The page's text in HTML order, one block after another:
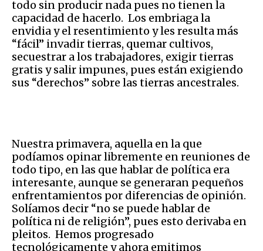
todo sin producir nada pues no tienen la
capacidad de hacerlo. Los embriaga la
envidia y el resentimiento y les resulta más
“fácil” invadir tierras, quemar cultivos,
secuestrar a los trabajadores, exigir tierras
gratis y salir impunes, pues están exigiendo
sus “derechos” sobre las tierras ancestrales.
Nuestra primavera, aquella en la que
podíamos opinar libremente en reuniones de
todo tipo, en las que hablar de política era
interesante, aunque se generaran pequeños
enfrentamientos por diferencias de opinión.
Solíamos decir “no se puede hablar de
política ni de religión”, pues esto derivaba en
pleitos. Hemos progresado
tecnológicamente y ahora emitimos